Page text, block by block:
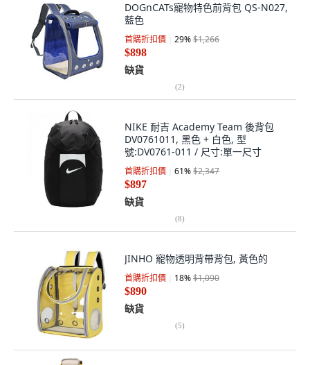
DOGnCATs寵物特色前背包 QS-N027,
藍色
首購折扣價 29%$1,266
$898
缺貨
(2)
NIKE 耐吉 Academy Team 後背包
DV0761011, 黑色 + 白色, 型
號:DV0761-011 / 尺寸:單一尺寸
首購折扣價 61%$2,347
$897
缺貨
(8)
JINHO 寵物透明背帶背包, 黃色的
首購折扣價 18%$1,090
$890
缺貨
(5)